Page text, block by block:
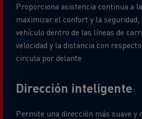
Proporciona asistencia continua a
maximizar el confort y la
vehículo dentro de las líneas de
velocidad y la distancia con
circula por delante
Dirección inteligente
Permite una dirección más suave y